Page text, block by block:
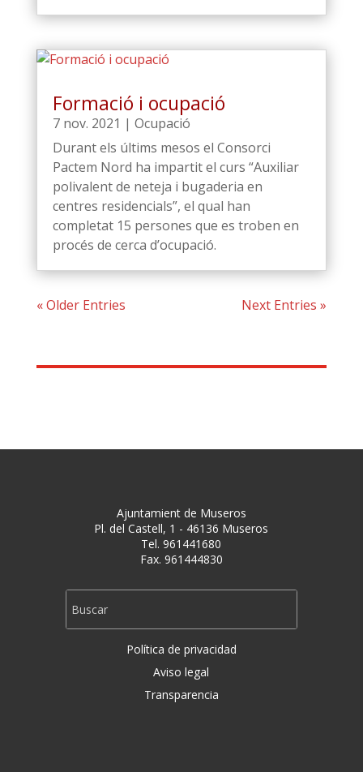
Formació i ocupació
7 nov. 2021 | Ocupació
Durant els últims mesos el Consorci
Pactem Nord ha impartit el curs “Auxiliar
polivalent de neteja i bugaderia en
centres residencials”, el qual han
completat 15 persones que es troben en
procés de cerca d’ocupació.
« Older Entries Next Entries »
Ajuntamient de Museros
Pl. del Castell, 1 - 46136 Museros
Tel. 961441680
Fax. 961444830
Política de privacidad
Aviso legal
Transparencia